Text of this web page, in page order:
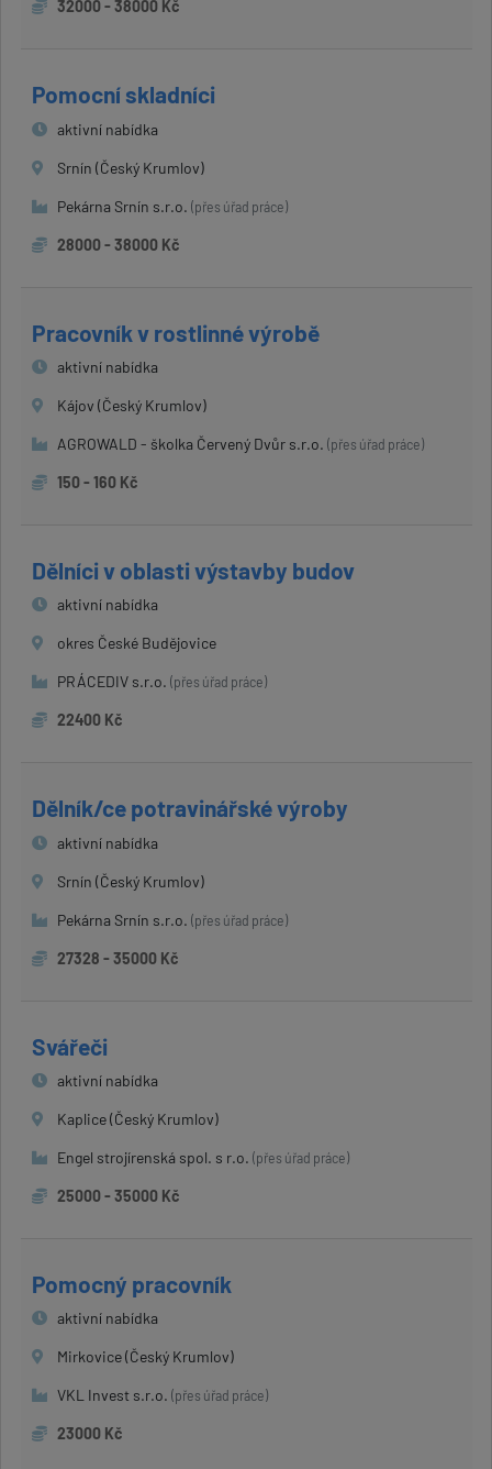
32000 - 38000 Kč
Pomocní skladníci
aktivní nabídka
Srnín (Český Krumlov)
Pekárna Srnín s.r.o. (přes úřad práce)
28000 - 38000 Kč
Pracovník v rostlinné výrobě
aktivní nabídka
Kájov (Český Krumlov)
AGROWALD - školka Červený Dvůr s.r.o. (přes úřad práce)
150 - 160 Kč
Dělníci v oblasti výstavby budov
aktivní nabídka
okres České Budějovice
PRÁCEDIV s.r.o. (přes úřad práce)
22400 Kč
Dělník/ce potravinářské výroby
aktivní nabídka
Srnín (Český Krumlov)
Pekárna Srnín s.r.o. (přes úřad práce)
27328 - 35000 Kč
Svářeči
aktivní nabídka
Kaplice (Český Krumlov)
Engel strojírenská spol. s r.o. (přes úřad práce)
25000 - 35000 Kč
Pomocný pracovník
aktivní nabídka
Mirkovice (Český Krumlov)
VKL Invest s.r.o. (přes úřad práce)
23000 Kč